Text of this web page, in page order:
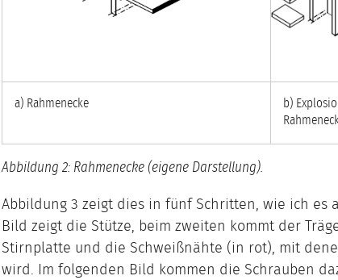
a) Rahmenecke
b)
Abbildung 2: Rahmenecke (eigene Darstellung).
Abbildung 3 zeigt dies in fünf Schritten, wie ich es
Bild zeigt die Stütze, beim zweiten kommt der
Stirnplatte und die Schweißnähte (in rot), mit
wird. Im folgenden Bild kommen die Schrauben